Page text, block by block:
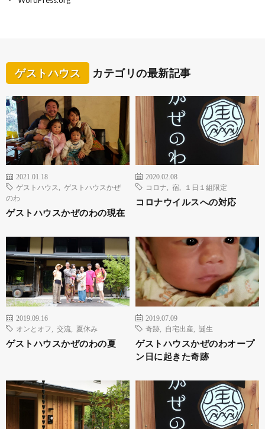
ゲストハウス カテゴリの最新記事
2021.01.18
ゲストハウス
ゲストハウスかぜ
のわ
ゲストハウスかぜのわの現在
2020.02.08
コロナ
宿 １日１組限定
コロナウイルスへの対応
2019.09.16
オンとオフ
交流 夏休み
ゲストハウスかぜのわの夏
2019.07.09
奇跡
自宅出産 誕生
ゲストハウスかぜのわオープ
ン日に起きた奇跡